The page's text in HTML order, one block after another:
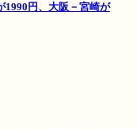
1990円、大阪－宮崎が